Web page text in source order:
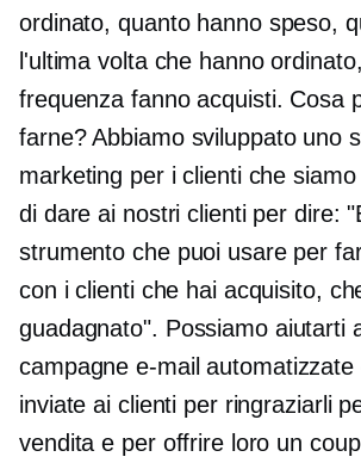
ordinato, quanto hanno speso,
l'ultima volta che hanno
frequenza fanno acquisti. Cosa
farne? Abbiamo sviluppato uno
marketing per i clienti che
di dare ai nostri clienti per dire:
strumento che puoi usare per
con i clienti che hai acquisito,
guadagnato". Possiamo aiutarti
campagne e-mail
inviate ai clienti per ringraziarli
vendita e per offrire loro un